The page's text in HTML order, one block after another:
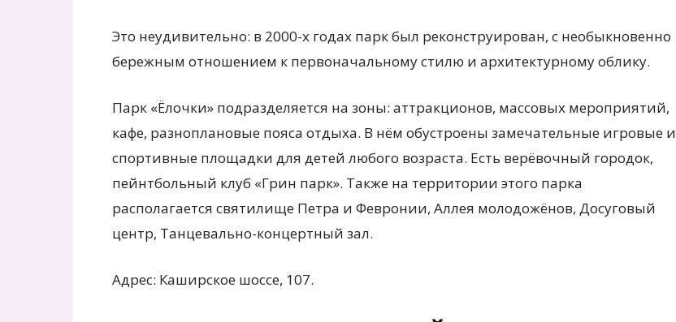
Это неудивительно: в 2000-х годах парк был реконструирован, с необыкновенно
бережным отношением к первоначальному стилю и архитектурному облику.
Парк «Ёлочки» подразделяется на зоны: аттракционов, массовых мероприятий,
кафе, разноплановые пояса отдыха. В нём обустроены замечательные игровые и
спортивные площадки для детей любого возраста. Есть верёвочный городок,
пейнтбольный клуб «Грин парк». Также на территории этого парка
располагается святилище Петра и Февронии, Аллея молодожёнов, Досуговый
центр, Танцевально-концертный зал.
Адрес: Каширское шоссе, 107.